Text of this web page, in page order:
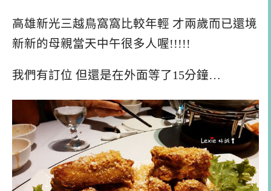
高雄新光三越鳥窩窩比較年輕 才兩歲而已還境
新新的母親當天中午很多人喔!!!!!
我們有訂位 但還是在外面等了15分鐘…